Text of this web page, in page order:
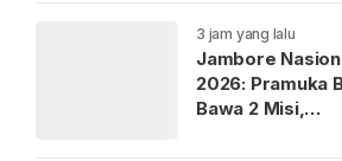
3 jam yang lalu
Jambore
2026: Pramuka
Bawa 2 Misi,